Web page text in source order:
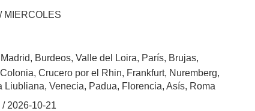
MIERCOLES
Burdeos, Valle del Loira, París, Brujas,
Crucero por el Rhin, Frankfurt, Nuremberg,
Liubliana, Venecia, Padua, Florencia, Asís, Roma
2026-10-21